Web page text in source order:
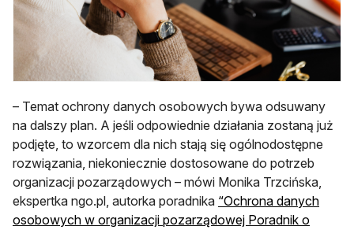
– Temat ochrony danych osobowych bywa odsuwany
na dalszy plan. A jeśli odpowiednie działania zostaną już
podjęte, to wzorcem dla nich stają się ogólnodostępne
rozwiązania, niekoniecznie dostosowane do potrzeb
organizacji pozarządowych – mówi Monika Trzcińska,
ekspertka ngo.pl, autorka poradnika “Ochrona danych
osobowych w organizacji pozarządowej Poradnik o